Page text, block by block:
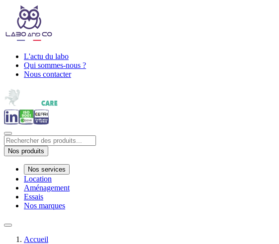
L'actu du labo
Qui sommes-nous ?
Nous contacter
Nos produits
Nos services
Location
Aménagement
Essais
Nos marques
Accueil